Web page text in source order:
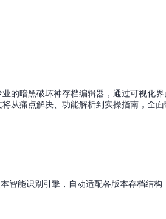
的暗黑破坏神存档编辑器，通过可视化
从痛点解决、功能解析到实操指南，全
智能识别引擎，自动适配各版本存档结构